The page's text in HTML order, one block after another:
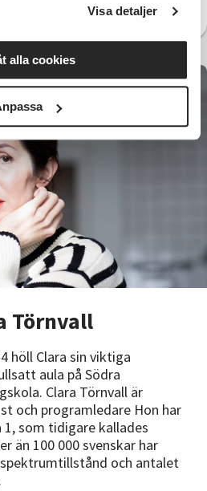
Visa detaljer
alla cookies
vågade tro på sig själv.
Törnvall
höll Clara sin viktiga
aula på Södra
Clara Törnvall är
och programledare Hon har
som tidigare kallades
än 100 000 svenskar har
och antalet